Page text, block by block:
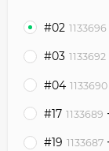
#02 1133696
#03 1133692
#04 1133690
#17 1133689
#19 1133687